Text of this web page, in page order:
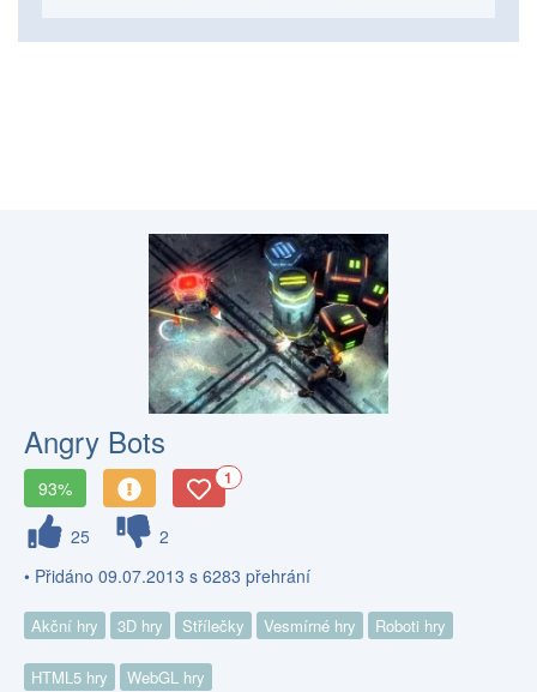
Angry Bots
93% 1
25
2
• Přidáno 09.07.2013 s 6283 přehrání
Akční hry 3D hry Střílečky Vesmírné hry Roboti hry
HTML5 hry WebGL hry